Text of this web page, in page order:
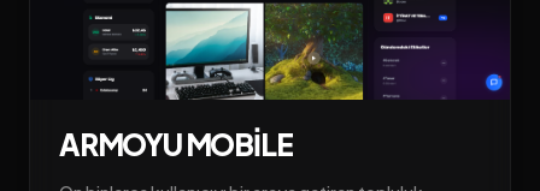
ARMOYU MOBILE